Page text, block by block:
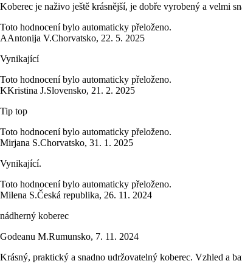
Koberec je naživo ještě krásnější, je dobře vyrobený a velmi
Toto hodnocení bylo automaticky přeloženo.
AAntonija V.Chorvatsko, 22. 5. 2025
Vynikající
Toto hodnocení bylo automaticky přeloženo.
KKristina J.Slovensko, 21. 2. 2025
Tip top
Toto hodnocení bylo automaticky přeloženo.
Mirjana S.Chorvatsko, 31. 1. 2025
Vynikající.
Toto hodnocení bylo automaticky přeloženo.
Milena S.Česká republika, 26. 11. 2024
nádherný koberec
Godeanu M.Rumunsko, 7. 11. 2024
Krásný, praktický a snadno udržovatelný koberec. Vzhled a